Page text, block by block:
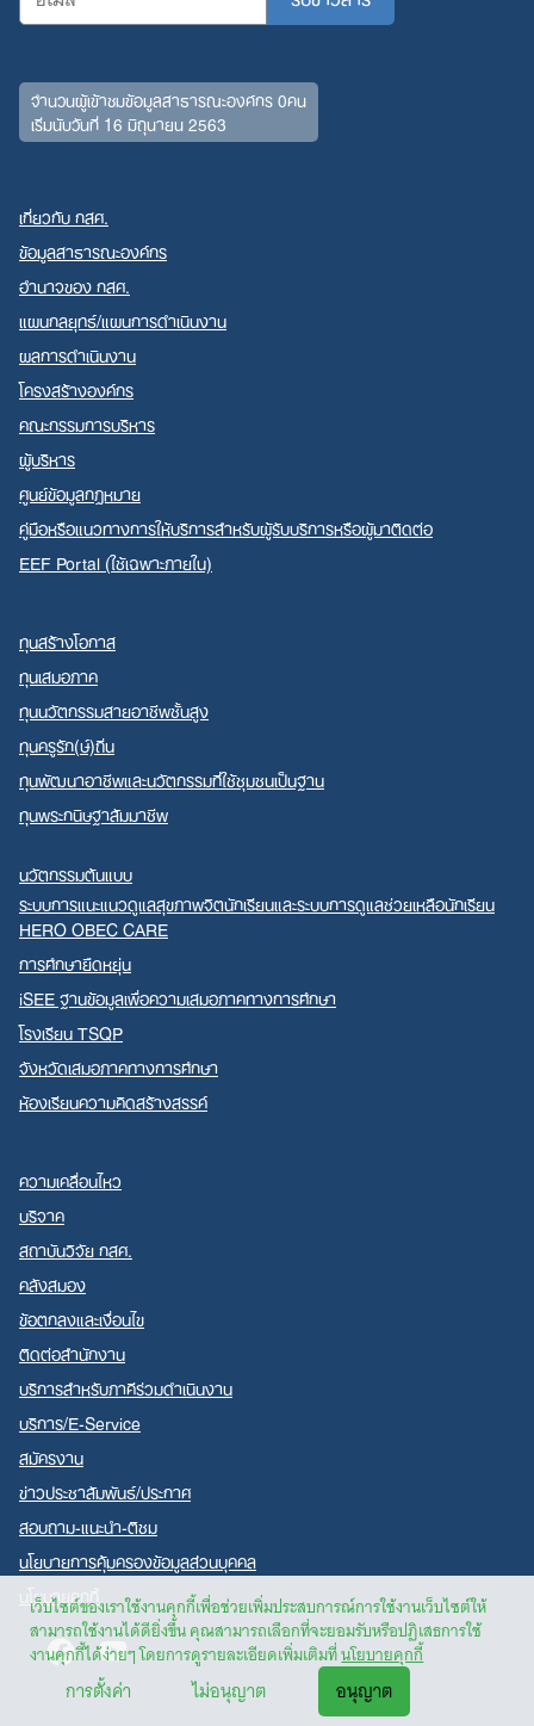
เว็บไซต์ของเราใช้งานคุกกี้เพื่อช่วยเพิ่มประสบการณ์การใช้งานเว็บไซต์ให้
สามารถใช้งานได้ดียิ่งขึ้น คุณสามารถเลือกที่จะยอมรับหรือปฏิเสธการใช้
งานคุกกี้ได้ง่ายๆ โดยการดูรายละเอียดเพิ่มเติมที่นโยบายคุกกี้
การตั้งค่า ไม่อนุญาต อนุญาต
Search
for:
จำนวนผู้เข้าชมข้อมูลสาธารณะองค์กร 0คน
เริ่มนับวันที่ 16 มิถุนายน 2563
เกี่ยวกับ กสศ.
ข้อมูลสาธารณะองค์กร
อำนาจของ กสศ.
แผนกลยุทธ์/แผนการดำเนินงาน
ผลการดำเนินงาน
โครงสร้างองค์กร
คณะกรรมการบริหาร
ผู้บริหาร
ศูนย์ข้อมูลกฎหมาย
คู่มือหรือแนวทางการให้บริการสำหรับผู้รับบริการหรือผู้มาติดต่อ
EEF Portal (ใช้เฉพาะภายใน)
ทุนสร้างโอกาส
ทุนเสมอภาค
ทุนนวัตกรรมสายอาชีพชั้นสูง
ทุนครูรัก(ษ์)ถิ่น
ทุนพัฒนาอาชีพและนวัตกรรมที่ใช้ชุมชนเป็นฐาน
ทุนพระกนิษฐาสัมมาชีพ
นวัตกรรมต้นแบบ
ระบบการแนะแนวดูแลสุขภาพจิตนักเรียนและระบบการดูแลช่วยเหลือนักเรียน
HERO OBEC CARE
การศึกษายืดหยุ่น
iSEE ฐานข้อมูลเพื่อความเสมอภาคทางการศึกษา
โรงเรียน TSQP
จังหวัดเสมอภาคทางการศึกษา
ห้องเรียนความคิดสร้างสรรค์
ความเคลื่อนไหว
บริจาค
สถาบันวิจัย กสศ.
คลังสมอง
ข้อตกลงและเงื่อนไข
ติดต่อสำนักงาน
บริการสำหรับภาคีร่วมดำเนินงาน
บริการ/E-Service
สมัครงาน
ข่าวประชาสัมพันธ์/ประกาศ
สอบถาม-แนะนำ-ติชม
นโยบายการคุ้มครองข้อมูลส่วนบุคคล
นโยบายคุกกี้
FacebookYoutube